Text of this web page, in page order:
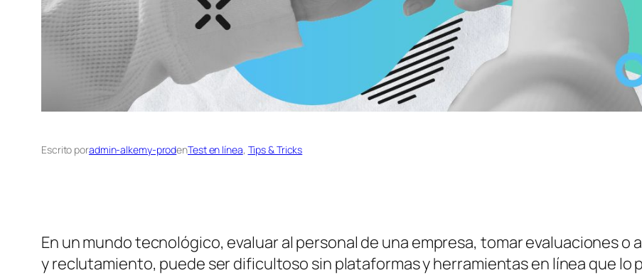
Escrito poradmin-alkemy-prodenTest en línea, Tips & Tricks
En un mundo tecnológico, evaluar al personal de una empresa, tomar evaluaciones
y reclutamiento, puede ser dificultoso sin plataformas y herramientas en línea que lo